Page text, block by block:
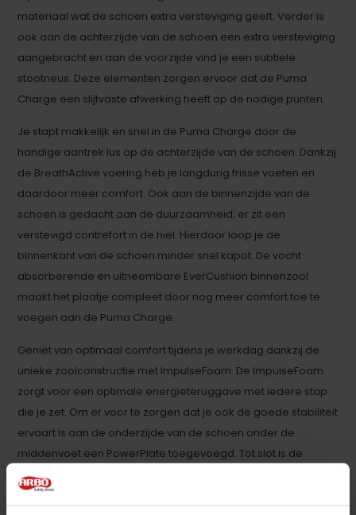
materiaal wat de schoen extra versteviging geeft. Verder is
ook aan de achterzijde van de schoen een extra versteviging
aangebracht en aan de voorzijde vind je een subtiele
stootneus. Deze elementen zorgen ervoor dat de Puma
Charge een slijtvaste afwerking heeft op de nodige punten.
Je stapt makkelijk en snel in de Puma Charge door de
handige aantrek lus op de achterzijde van de schoen. Dankzij
de BreathActive voering heb je langdurig frisse voeten en
daardoor meer comfort. Ook aan de binnenzijde van de
schoen is gedacht aan de duurzaamheid; er zit een
verstevigd contrefort in de hiel. Hierdoor loop je de
binnenkant van de schoen minder snel kapot. De vocht
absorberende en uitneembare EverCushion binnenzool
maakt het plaatje compleet door nog meer comfort toe te
voegen aan de Puma Charge.
Geniet van optimaal comfort tijdens je werkdag dankzij de
unieke zoolconstructie met ImpulseFoam. De ImpulseFoam
zorgt voor een optimale energieteruggave met iedere stap
die je zet. Om er voor te zorgen dat je ook de goede stabiliteit
ervaart is aan de onderzijde van de schoen onder de
middenvoet een PowerPlate toegevoegd. Tot slot is de
loopzool van de Puma Charge gemaakt van rubber met een
functioneel profiel, waardoor modder en vuil niet zo makkelijk